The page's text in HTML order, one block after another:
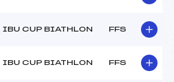
IBU CUP BIATHLON FFS
IBU CUP BIATHLON FFS